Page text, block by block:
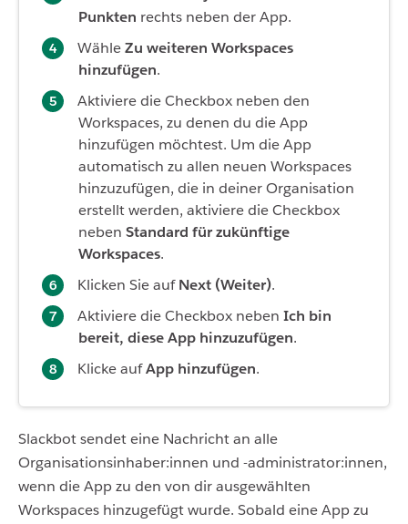
Punkten rechts neben der App.
WähleZu weiteren Workspaces
hinzufügen.
Aktiviere die Checkbox neben den
Workspaces, zu denen du die App
hinzufügen möchtest. Um die App
automatisch zu allen neuen Workspaces
hinzuzufügen, die in deiner Organisation
erstellt werden, aktiviere die Checkbox
neben Standard für zukünftige
Workspaces.
Klicken Sie aufNext (Weiter).
Aktiviere die Checkbox neben Ich bin
bereit, diese App hinzuzufügen.
Klicke aufApp hinzufügen.
Slackbot sendet eine Nachricht an alle
Organisationsinhaber:innen und -administrator:innen,
wenn die App zu den von dir ausgewählten
Workspaces hinzugefügt wurde. Sobald eine App zu